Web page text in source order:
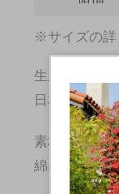
※サイズの詳
生産国
日本
素材
綿:100%